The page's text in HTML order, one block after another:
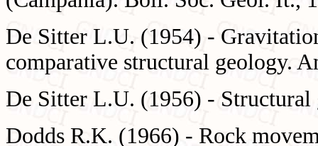
De Sitter L.U. (1954) -
comparative structural geology.
De Sitter L.U. (1956) -
Dodds R.K. (1966) - Rock